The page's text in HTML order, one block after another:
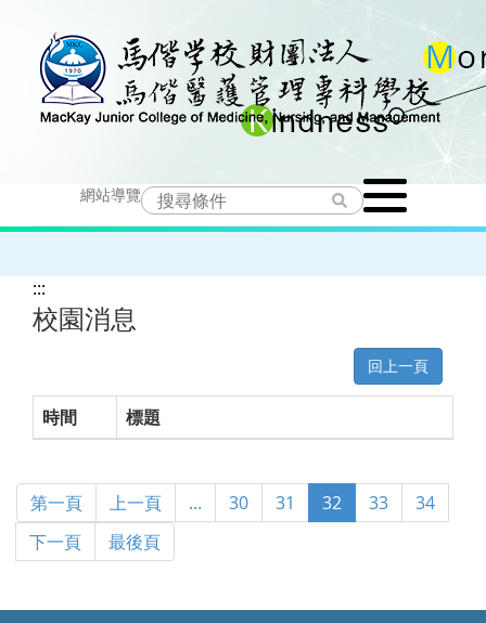
容
網站導覽
Toggle
navigation
:::
校園消息
回上一頁
時間 標題
第一頁 上一頁 ... 30 31 32 33
34
下一頁
最後頁